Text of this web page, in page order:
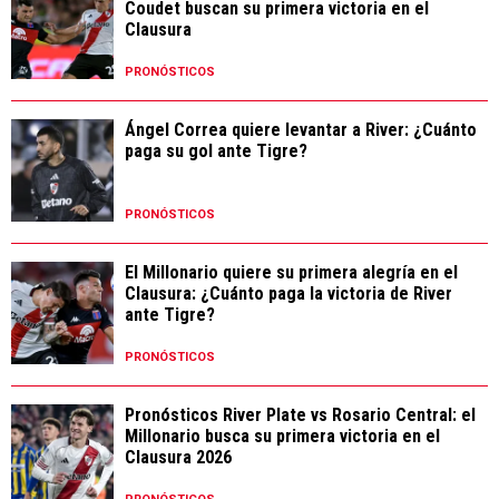
Coudet buscan su primera victoria en el
Clausura
PRONÓSTICOS
Ángel Correa quiere levantar a River: ¿Cuánto
paga su gol ante Tigre?
PRONÓSTICOS
El Millonario quiere su primera alegría en el
Clausura: ¿Cuánto paga la victoria de River
ante Tigre?
PRONÓSTICOS
Pronósticos River Plate vs Rosario Central: el
Millonario busca su primera victoria en el
Clausura 2026